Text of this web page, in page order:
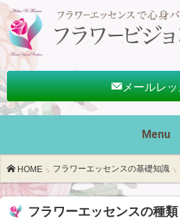
メールレッ
Menu
HOME フラワーエッセンスの基礎知識
フラワーエッセンスの種類